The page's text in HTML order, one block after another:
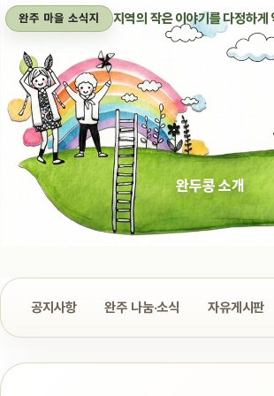
완주 마을 소식지 지역의 작은 이야기를 다정하게
완두콩 소개
공지사항 완주 나눔·소식 자유게시판